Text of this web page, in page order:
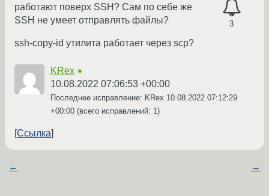
3
работают поверх SSH? Сам по себе же
SSH не умеет отправлять файлы?
ssh-copy-id утилита работает через scp?
KRex ★
10.08.2022 07:06:53 +00:00
Последнее исправление: KRex 10.08.2022 07:12:29
+00:00 (всего исправлений: 1)
Ссылка
← →